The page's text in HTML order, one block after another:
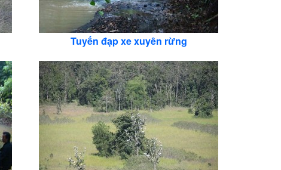
Tuyến đạp xe xuyên rừng